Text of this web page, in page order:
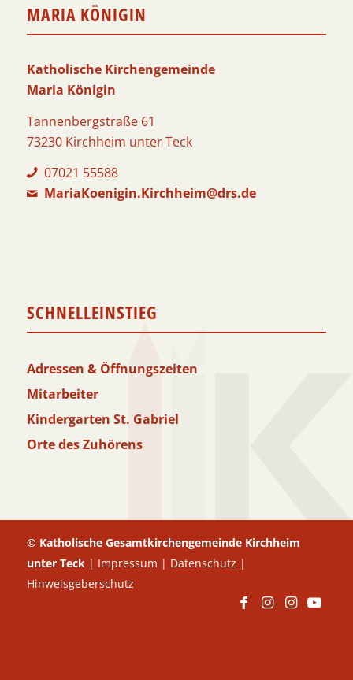
MARIA KÖNIGIN
Katholische Kirchengemeinde
Maria Königin
Tannenbergstraße 61
73230 Kirchheim unter Teck
07021 55588
MariaKoenigin.Kirchheim@drs.de
SCHNELLEINSTIEG
Adressen & Öffnungszeiten
Mitarbeiter
Kindergarten St. Gabriel
Orte des Zuhörens
© Katholische Gesamtkirchengemeinde Kirchheim
unter Teck | Impressum | Datenschutz |
Hinweisgeberschutz